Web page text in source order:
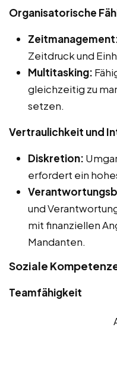
Organisatorische
Zeitdruck und
Multitasking:
gleichzeitig zu
setzen.
Vertraulichkeit und
Diskretion:
erfordert ein
und
mit finanziellen
Mandanten.
Soziale
Teamfähigkeit